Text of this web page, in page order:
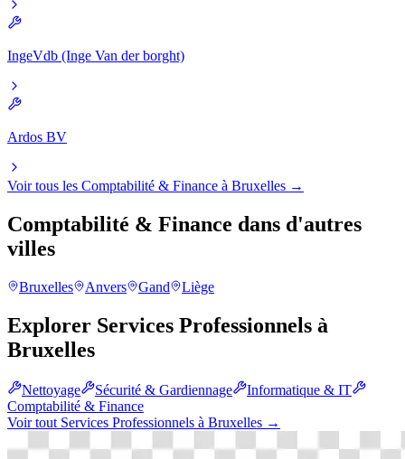
IngeVdb (Inge Van der borght)
Ardos BV
Voir tous les Comptabilité & Finance à Bruxelles →
Comptabilité & Finance dans d'autres
villes
Bruxelles Anvers Gand Liège
Explorer Services Professionnels à
Bruxelles
Nettoyage Sécurité & Gardiennage
Informatique & IT
Comptabilité & Finance
Voir tout Services Professionnels à Bruxelles →